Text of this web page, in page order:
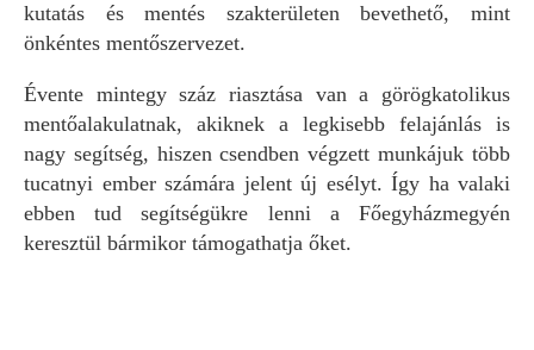
kutatás és mentés szakterületen bevethető, mint
önkéntes mentőszervezet.
Évente mintegy száz riasztása van a görögkatolikus
mentőalakulatnak, akiknek a legkisebb felajánlás is
nagy segítség, hiszen csendben végzett munkájuk több
tucatnyi ember számára jelent új esélyt. Így ha valaki
ebben tud segítségükre lenni a Főegyházmegyén
keresztül bármikor támogathatja őket.